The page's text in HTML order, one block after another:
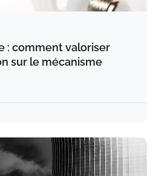
: comment valoriser
sur le mécanisme